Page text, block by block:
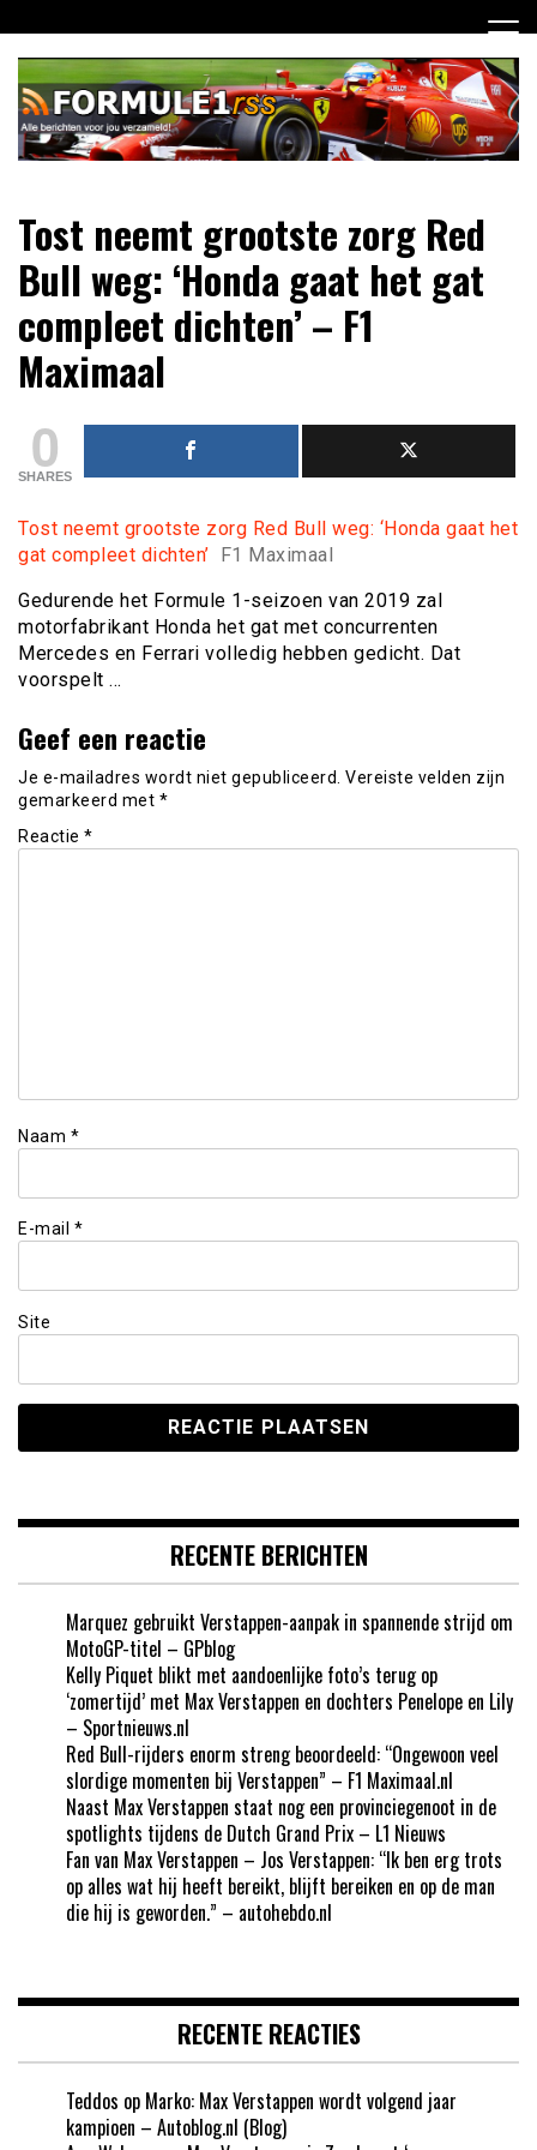
naar
inhoud
Formule 1 RSS
verzameld!
Tost neemt grootste zorg Red
Bull weg: ‘Honda gaat het gat
compleet dichten’ – F1
Maximaal
0
SHARES
Tost neemt grootste zorg Red Bull weg: ‘Honda gaat het
gat compleet dichten’ F1 Maximaal
Gedurende het Formule 1-seizoen van 2019 zal
motorfabrikant Honda het gat met concurrenten
Mercedes en Ferrari volledig hebben gedicht. Dat
voorspelt …
Geef een reactie
Je e-mailadres wordt niet gepubliceerd. Vereiste velden zijn
gemarkeerd met *
Reactie *
Naam *
E-mail *
Site
RECENTE BERICHTEN
Marquez gebruikt Verstappen-aanpak in spannende strijd om
MotoGP-titel – GPblog
Kelly Piquet blikt met aandoenlijke foto’s terug op
‘zomertijd’ met Max Verstappen en dochters Penelope en Lily
– Sportnieuws.nl
Red Bull-rijders enorm streng beoordeeld: “Ongewoon veel
slordige momenten bij Verstappen” – F1 Maximaal.nl
Naast Max Verstappen staat nog een provinciegenoot in de
spotlights tijdens de Dutch Grand Prix – L1 Nieuws
Fan van Max Verstappen – Jos Verstappen: “Ik ben erg trots
op alles wat hij heeft bereikt, blijft bereiken en op de man
die hij is geworden.” – autohebdo.nl
RECENTE REACTIES
Teddos op Marko: Max Verstappen wordt volgend jaar
kampioen – Autoblog.nl (Blog)